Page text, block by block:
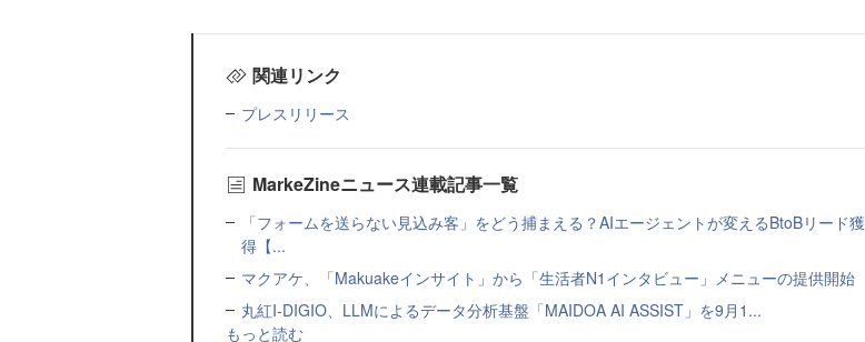
関連リンク
プレスリリース
MarkeZineニュース連載記事一覧
「フォームを送らない見込み客」をどう捕まえる？AIエージェントが変えるBtoBリード獲
得【...
マクアケ、「Makuakeインサイト」から「生活者N1インタビュー」メニューの提供開始
丸紅I-DIGIO、LLMによるデータ分析基盤「MAIDOA AI ASSIST」を9月1...
もっと読む